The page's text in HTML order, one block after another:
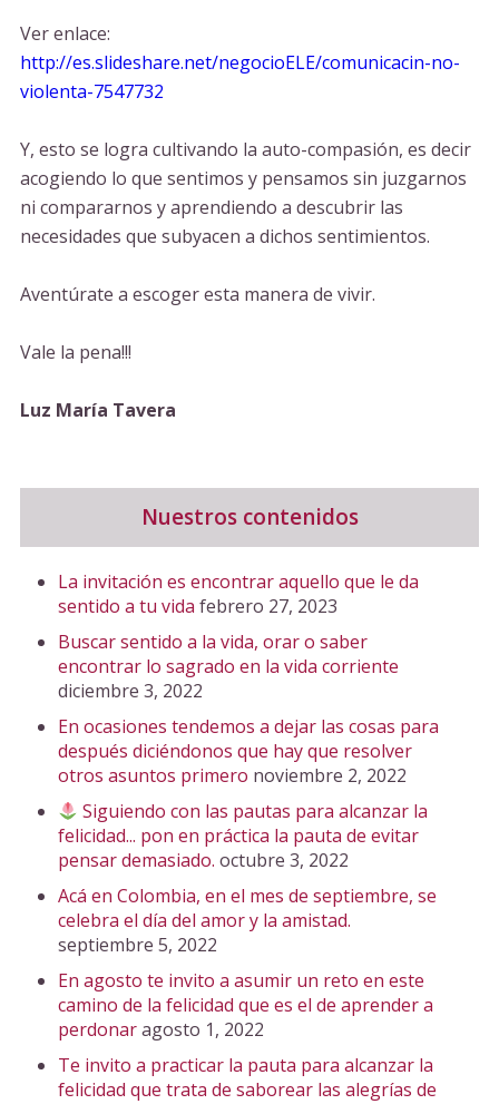
Ver enlace:
http://es.slideshare.net/negocioELE/comunicacin-no-
violenta-7547732
Y, esto se logra cultivando la auto-compasión, es decir
acogiendo lo que sentimos y pensamos sin juzgarnos
ni compararnos y aprendiendo a descubrir las
necesidades que subyacen a dichos sentimientos.
Aventúrate a escoger esta manera de vivir.
Vale la pena!!!
Luz María Tavera
Nuestros contenidos
La invitación es encontrar aquello que le da
sentido a tu vida febrero 27, 2023
Buscar sentido a la vida, orar o saber
encontrar lo sagrado en la vida corriente
diciembre 3, 2022
En ocasiones tendemos a dejar las cosas para
después diciéndonos que hay que resolver
otros asuntos primero noviembre 2, 2022
Siguiendo con las pautas para alcanzar la
felicidad... pon en práctica la pauta de evitar
pensar demasiado. octubre 3, 2022
Acá en Colombia, en el mes de septiembre, se
celebra el día del amor y la amistad.
septiembre 5, 2022
En agosto te invito a asumir un reto en este
camino de la felicidad que es el de aprender a
perdonaragosto 1, 2022
Te invito a practicar la pauta para alcanzar la
felicidad que trata de saborear las alegrías de